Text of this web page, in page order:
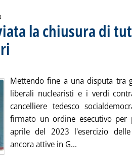
la chiusura di
Mettendo fine a una disputa tra
liberali nuclearisti e i verdi
cancelliere tedesco
firmato un ordine esecutivo
aprile del 2023 l'esercizio
ancora attive in G...